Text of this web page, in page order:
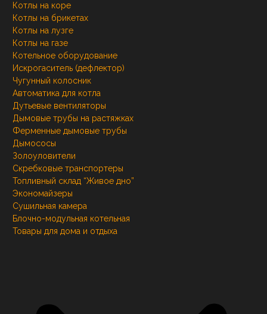
Котлы на коре
Котлы на брикетах
Котлы на лузге
Котлы на газе
Котельное оборудование
Искрогаситель (дефлектор)
Чугунный колосник
Автоматика для котла
Дутьевые вентиляторы
Дымовые трубы на растяжках
Ферменные дымовые трубы
Дымососы
Золоуловители
Скребковые транспортеры
Топливный склад “Живое дно”
Экономайзеры
Сушильная камера
Блочно-модульная котельная
Товары для дома и отдыха